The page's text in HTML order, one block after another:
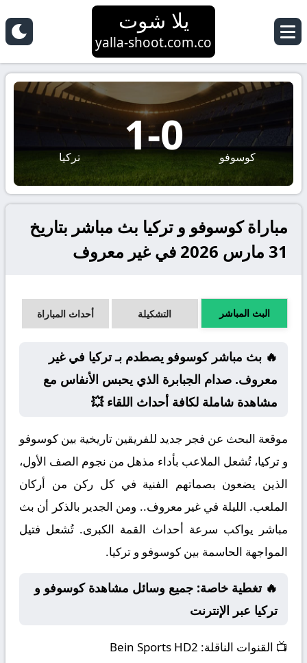
يلا شوت
yalla-shoot.com.co
كوسوفو 0
-
1 تركيا
مباراة كوسوفو و تركيا بث مباشر بتاريخ
31 مارس 2026 في غير معروف
البث المباشر التشكيلة أحداث المباراة
🔥 بث مباشر كوسوفو يصطدم بـ تركيا في غير
معروف. صدام الجبابرة الذي يحبس الأنفاس مع
مشاهدة شاملة لكافة أحداث اللقاء 💥
موقعة البحث عن فجر جديد للفريقين تاريخية بين كوسوفو
و تركيا، تُشعل الملاعب بأداء مذهل من نجوم الصف الأول،
الذين يضعون بصماتهم الفنية في كل ركن من أركان
الملعب. الليلة في غير معروف.. ومن الجدير بالذكر أن بث
مباشر يواكب سرعة أحداث القمة الكبرى. تُشعل فتيل
المواجهة الحاسمة بين كوسوفو و تركيا.
🔥 تغطية خاصة: جميع وسائل مشاهدة كوسوفو و
تركيا عبر الإنترنت
📺 القنوات الناقلة: